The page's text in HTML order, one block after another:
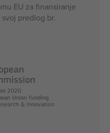
EU za finansiranje
predlog br.